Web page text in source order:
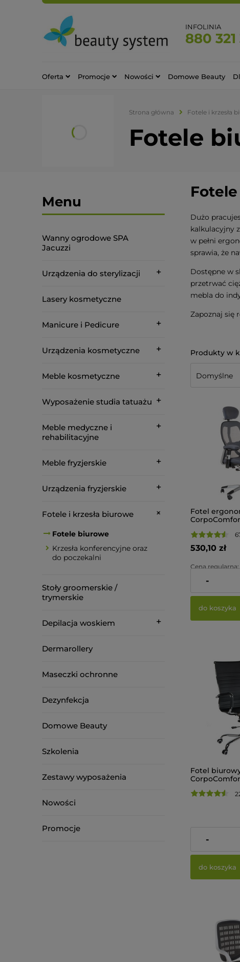
INFOLINIA
880 321
Oferta Promocje Nowości Domowe Beauty
Strona główna Fotele i krzesła
Fotele
Menu
Wanny ogrodowe SPA
Jacuzzi
Urządzenia do sterylizacji
Lasery kosmetyczne
Manicure i Pedicure
Urządzenia kosmetyczne
Meble kosmetyczne
Wyposażenie studia tatuażu
Meble medyczne i
rehabilitacyjne
Meble fryzjerskie
Urządzenia fryzjerskie
Fotele i krzesła biurowe
Fotele biurowe
Krzesła konferencyjne oraz
do poczekalni
Stoły groomerskie /
trymerskie
Depilacja woskiem
Dermarollery
Maseczki ochronne
Dezynfekcja
Domowe Beauty
Szkolenia
Zestawy wyposażenia
Nowości
Promocje
Dużo
kalkulacyjny
w pełni
sprawia, że
Dostępne w
przetrwać
mebla do
Zapoznaj się
Fotel
530,10 zł
Cena regularna:
Najniższa cena:
-
do koszyka
Fotel
533,00 zł
-
do koszyka